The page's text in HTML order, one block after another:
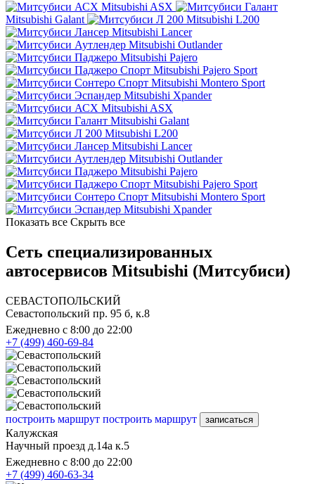
Mitsubishi ASX
Mitsubishi Galant
Mitsubishi L200
Mitsubishi Lancer
Mitsubishi Outlander
Mitsubishi Pajero
Mitsubishi Pajero Sport
Mitsubishi Montero Sport
Mitsubishi Xpander
Mitsubishi ASX
Mitsubishi Galant
Mitsubishi L200
Mitsubishi Lancer
Mitsubishi Outlander
Mitsubishi Pajero
Mitsubishi Pajero Sport
Mitsubishi Montero Sport
Mitsubishi Xpander
Показать все Скрыть все
Сеть специализированных
автосервисов Mitsubishi (Митсубиси)
СЕВАСТОПОЛЬСКИЙ
Севастопольский пр. 95 б, к.8
Ежедневно с 8:00 до 22:00
+7 (499) 460-69-84
построить маршрут построить маршрут записаться
Калужская
Научный проезд д.14а к.5
Ежедневно с 8:00 до 22:00
+7 (499) 460-63-34